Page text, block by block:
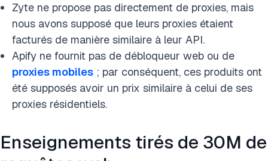
Zyte ne propose pas directement de proxies, mais
nous avons supposé que leurs proxies étaient
facturés de manière similaire à leur API.
Apify ne fournit pas de débloqueur web ou de
proxies mobiles ; par conséquent, ces produits ont
été supposés avoir un prix similaire à celui de ses
proxies résidentiels.
Enseignements tirés de 30M de